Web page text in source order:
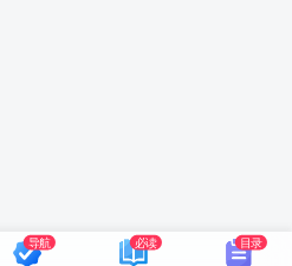
导航 必读 目录